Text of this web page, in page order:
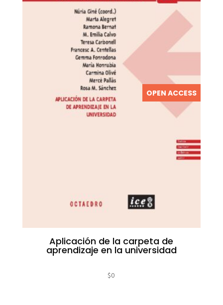
OPEN ACCESS
Aplicación de la carpeta de
aprendizaje en la universidad
$0